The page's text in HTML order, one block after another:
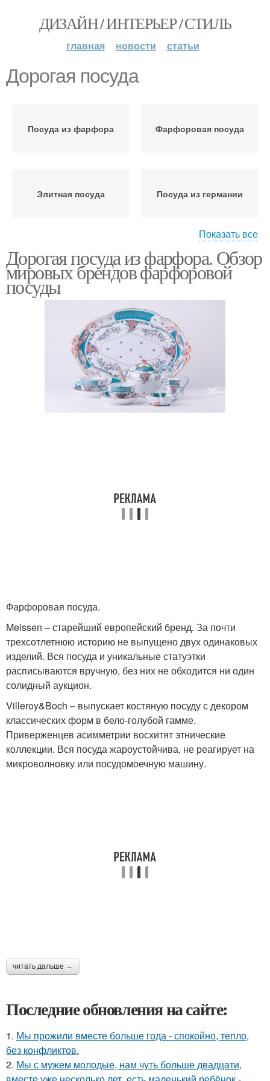
ДИЗАЙН / ИНТЕРЬЕР / СТИЛЬ
главная новости статьи
Дорогая посуда
Посуда из фарфора Фарфоровая посуда
Элитная посуда Посуда из германии
Посуда из европы
Показать все
Дорогая посуда из фарфора. Обзор
мировых брендов фарфоровой
посуды
Фарфоровая посуда.
Meissen – старейший европейский бренд. За почти
трехсотлетнюю историю не выпущено двух одинаковых
изделий. Вся посуда и уникальные статуэтки
расписываются вручную, без них не обходится ни один
солидный аукцион.
Villeroy&Boch – выпускает костяную посуду с декором
классических форм в бело-голубой гамме.
Приверженцев асимметрии восхитят этнические
коллекции. Вся посуда жароустойчива, не реагирует на
микроволновку или посудомоечную машину.
читать дальше →
Последние обновления на сайте:
1. Мы прожили вместе больше года - спокойно, тепло,
без конфликтов.
2. Мы с мужем молодые, нам чуть больше двадцати,